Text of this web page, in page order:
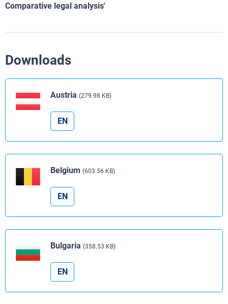
Comparative legal analysis'
Downloads
Austria (279.98 KB)
EN
Belgium (603.56 KB)
EN
Bulgaria (358.53 KB)
EN